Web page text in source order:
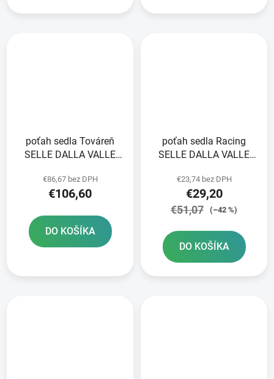
poťah sedla Továreň
SELLE DALLA VALLE
€86,67 bez DPH
€106,60
DO KOŠÍKA
poťah sedla Racing
SELLE DALLA VALLE
€23,74 bez DPH
€29,20
€51,07 (–42 %)
DO KOŠÍKA